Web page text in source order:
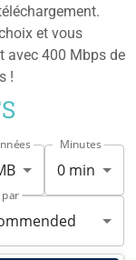
et vous
avec 400 Mbps de
!